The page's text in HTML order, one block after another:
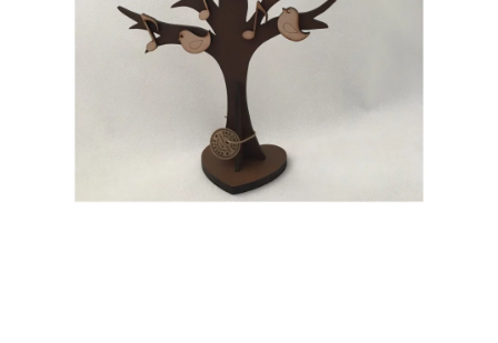
SEZÓNNÍ DEKORACE